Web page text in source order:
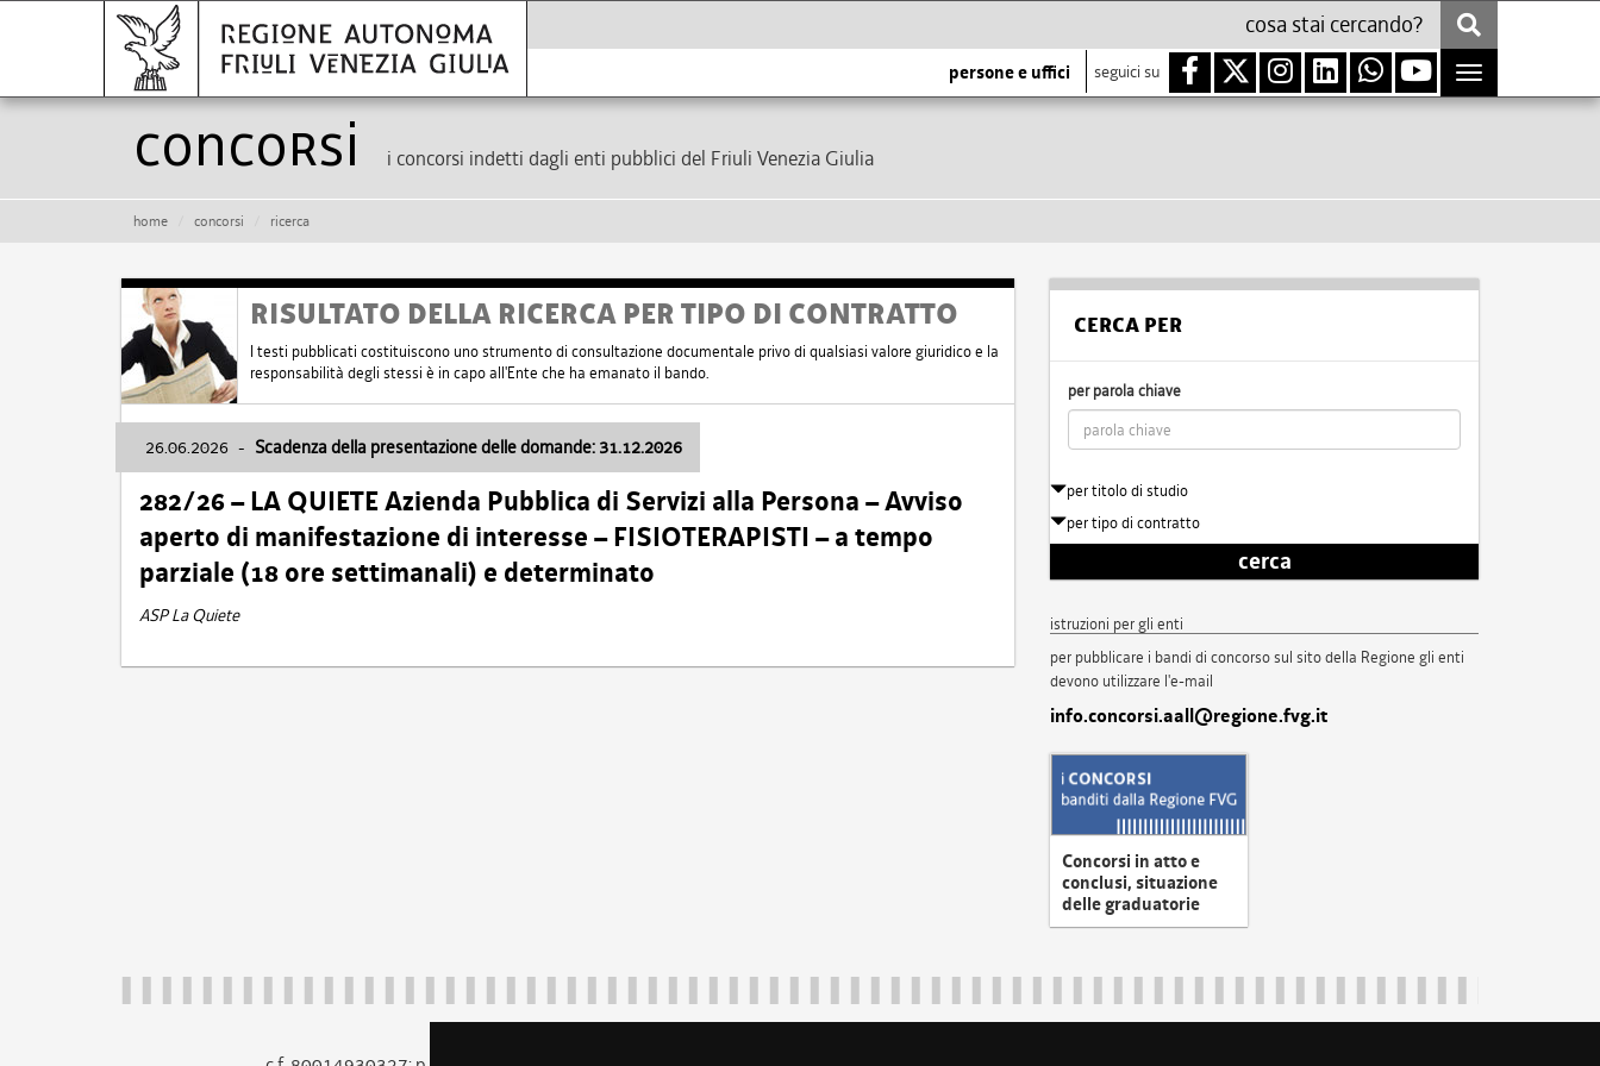
persone e uffici seguici su
Toggle
navigation
Concorsi i concorsi indetti dagli enti pubblici del Friuli Venezia Giulia
home concorsi ricerca
RISULTATO DELLA RICERCA PER TIPO DI CONTRATTO
I testi pubblicati costituiscono uno strumento di consultazione documentale privo di qualsiasi valore giuridico e la
responsabilità degli stessi è in capo all'Ente che ha emanato il bando.
26.06.2026 - Scadenza della presentazione delle domande: 31.12.2026
282/26 – LA QUIETE Azienda Pubblica di Servizi alla Persona – Avviso
aperto di manifestazione di interesse – FISIOTERAPISTI – a tempo
parziale (18 ore settimanali) e determinato
ASP La Quiete
CERCA PER
per parola chiave
per titolo di studio
per tipo di contratto
cerca
istruzioni per gli enti
per pubblicare i bandi di concorso sul sito della Regione gli enti
devono utilizzare l'e-mail
info.concorsi.aall@regione.fvg.it
Concorsi in atto e
conclusi, situazione
delle graduatorie